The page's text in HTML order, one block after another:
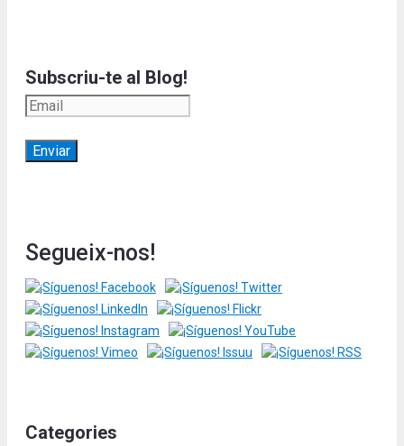
Subscriu-te al Blog!
Segueix-nos!
Categories